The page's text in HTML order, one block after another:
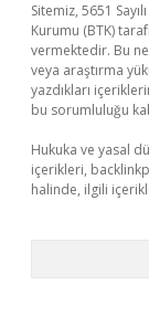
Sitemiz, 5651
Kurumu (BTK)
vermektedir. Bu
veya araştırma
yazdıkları
bu sorumluluğu
Hukuka ve yasal
içerikleri,
halinde, ilgili